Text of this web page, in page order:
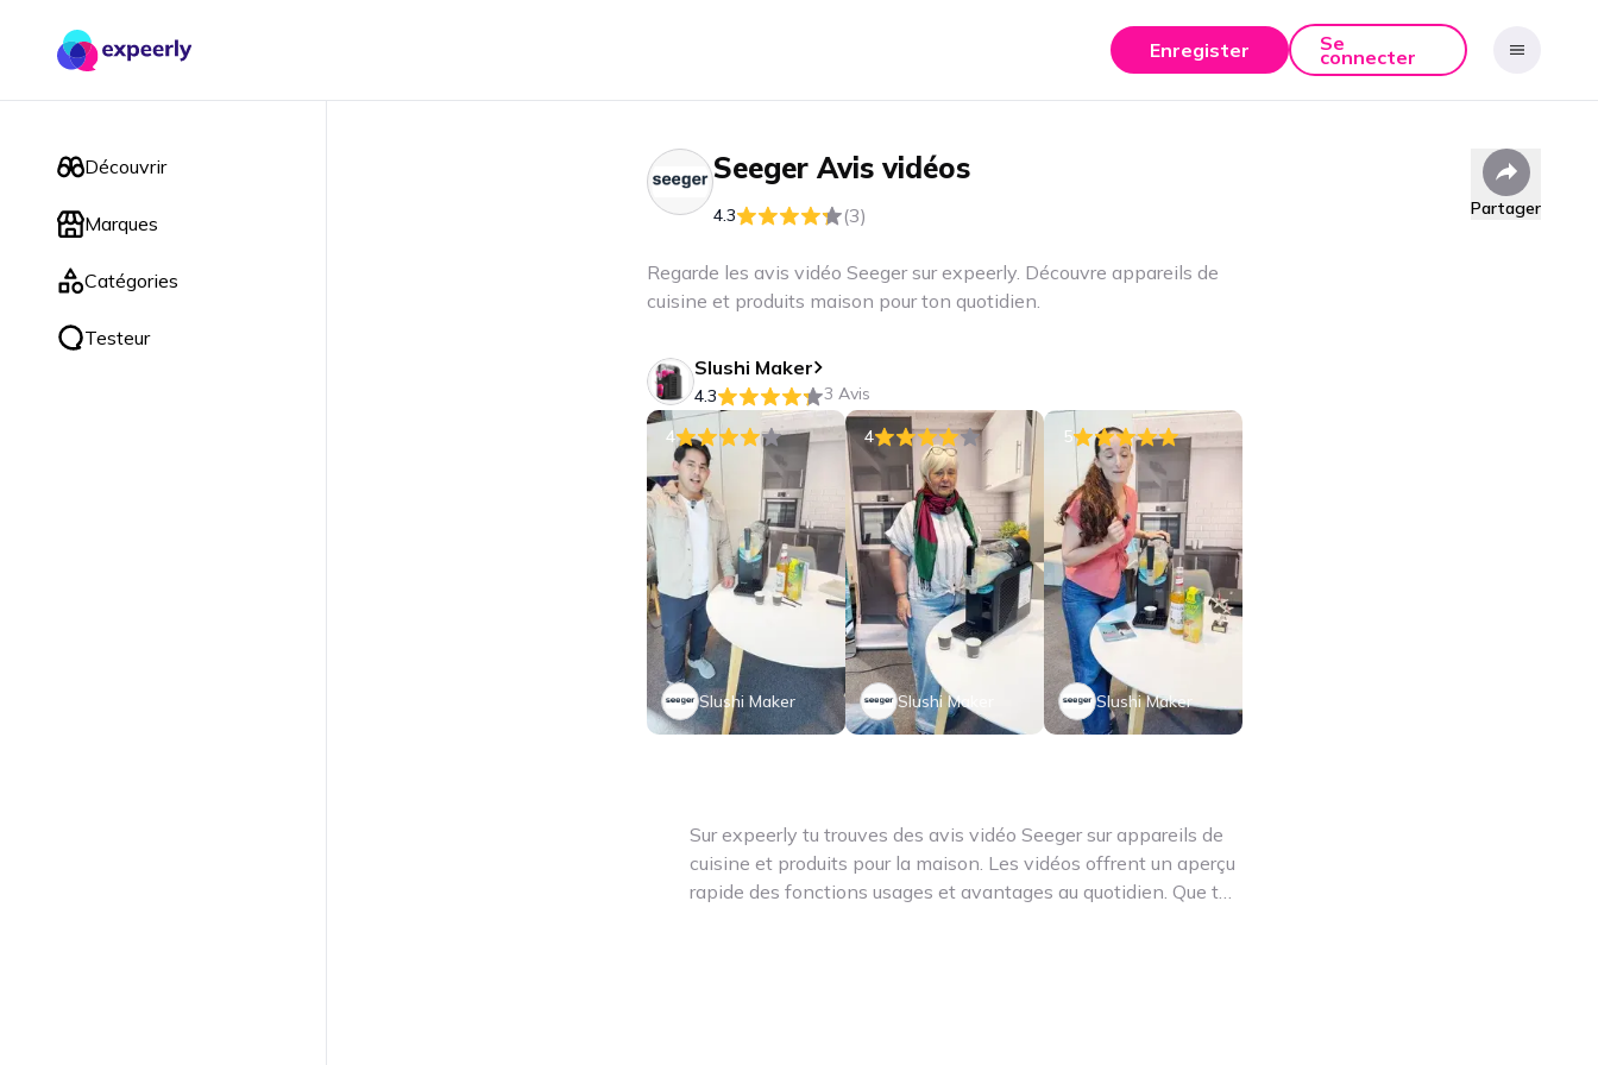
Enregister Se
connecter
Découvrir
Marques
Catégories
Testeur
Seeger Avis vidéos
4.3 (3) Partager
Regarde les avis vidéo Seeger sur expeerly. Découvre appareils de
cuisine et produits maison pour ton quotidien.
Slushi Maker
4.3
3 Avis
4
Slushi Maker
4
Slushi Maker
5
Slushi Maker
Sur expeerly tu trouves des avis vidéo Seeger sur appareils de
cuisine et produits pour la maison. Les vidéos offrent un aperçu
rapide des fonctions usages et avantages au quotidien. Que tu